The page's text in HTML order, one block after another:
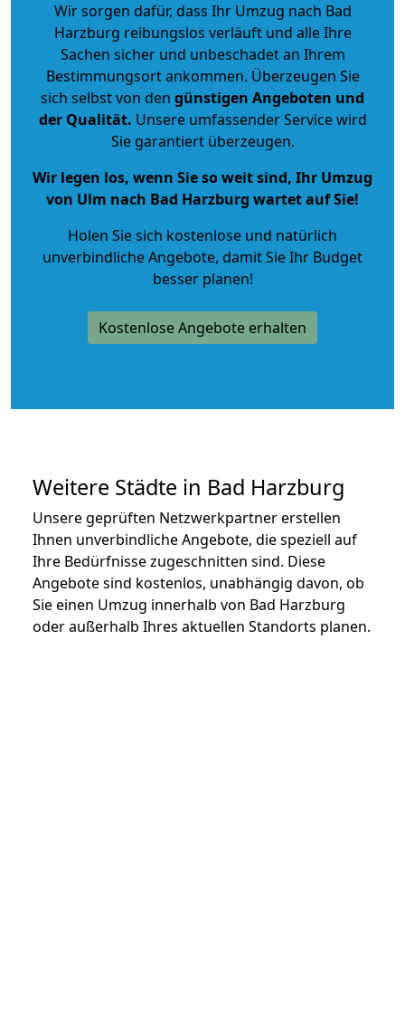
Wir sorgen dafür, dass Ihr Umzug nach Bad
Harzburg reibungslos verläuft und alle Ihre
Sachen sicher und unbeschadet an Ihrem
Bestimmungsort ankommen. Überzeugen Sie
sich selbst von den günstigen Angeboten und
der Qualität. Unsere umfassender Service wird
Sie garantiert überzeugen.
Wir legen los, wenn Sie so weit sind, Ihr Umzug
von Ulm nach Bad Harzburg wartet auf Sie!
Holen Sie sich kostenlose und natürlich
unverbindliche Angebote, damit Sie Ihr Budget
besser planen!
Kostenlose Angebote erhalten
Weitere Städte in Bad Harzburg
Unsere geprüften Netzwerkpartner erstellen
Ihnen unverbindliche Angebote, die speziell auf
Ihre Bedürfnisse zugeschnitten sind. Diese
Angebote sind kostenlos, unabhängig davon, ob
Sie einen Umzug innerhalb von Bad Harzburg
oder außerhalb Ihres aktuellen Standorts planen.